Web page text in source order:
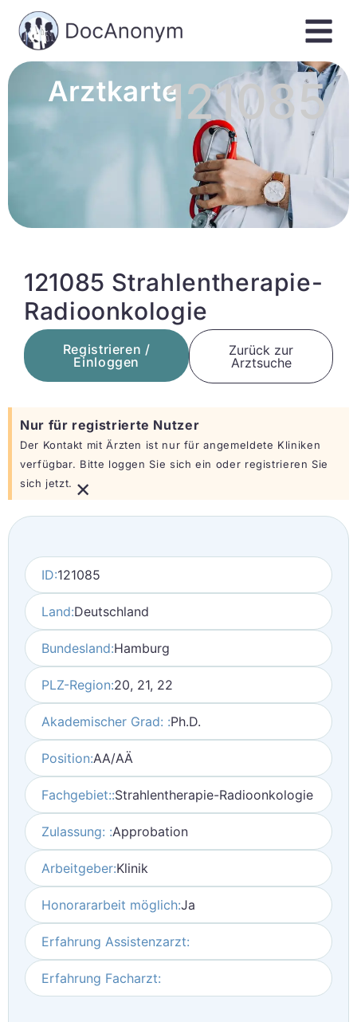
Arztkarte121085
121085 Strahlentherapie-
Radioonkologie
Registrieren /
Einloggen
Zurück zur
Arztsuche
Nur für registrierte Nutzer
Der Kontakt mit Ärzten ist nur für angemeldete Kliniken
verfügbar. Bitte loggen Sie sich ein oder registrieren Sie
sich jetzt. ×
ID:121085
Land:Deutschland
Bundesland:Hamburg
PLZ-Region:20, 21, 22
Akademischer Grad: :Ph.D.
Position:AA/AÄ
Fachgebiet::Strahlentherapie-Radioonkologie
Zulassung: :Approbation
Arbeitgeber:Klinik
Honorararbeit möglich:Ja
Erfahrung Assistenzarzt:
Erfahrung Facharzt: